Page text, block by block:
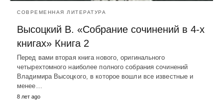
СОВРЕМЕННАЯ ЛИТЕРАТУРА
Высоцкий В. «Собрание сочинений в 4-х
книгах» Книга 2
Перед вами вторая книга нового, оригинального
четырехтомного наиболее полного собрания сочинений
Владимира Высоцкого, в которое вошли все известные и
менее…
8 лет ago